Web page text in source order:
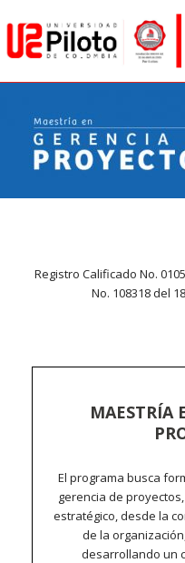
Registro Calificado No.
No. 108318 del
MAESTRÍA
El programa busca
gerencia de
estratégico, desde la
de la
desarrollando un